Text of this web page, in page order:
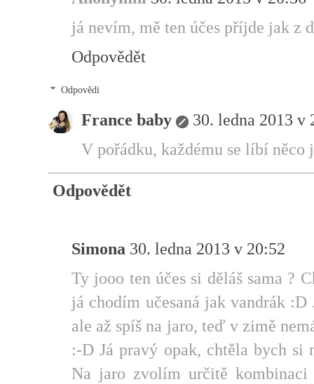
já nevím, mě ten účes příjde jak z
Odpovědět
Odpovědi
France baby
30. ledna 2013 v
V pořádku, každému se líbí něco
Odpovědět
Simona 30. ledna 2013 v 20:52
Ty jooo ten účes si děláš sama ?
já chodím učesaná jak vandrák
ale až spíš na jaro, teď v zimě
:-D Já pravý opak, chtěla bych si
Na jaro zvolím určitě